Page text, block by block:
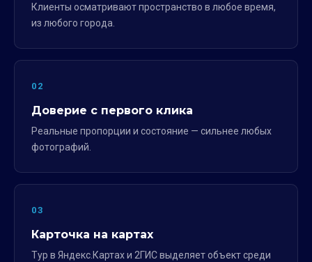
Клиенты осматривают пространство в любое время,
из любого города.
02
Доверие с первого клика
Реальные пропорции и состояние — сильнее любых
фотографий.
03
Карточка на картах
Тур в Яндекс.Картах и 2ГИС выделяет объект среди